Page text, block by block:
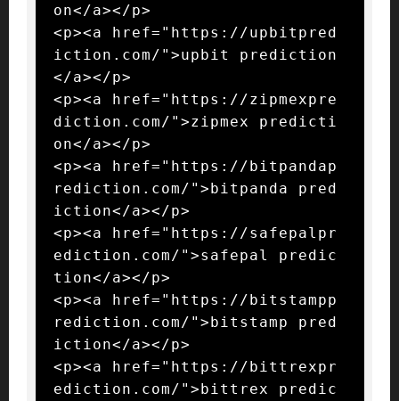
on</a></p>
<p><a href="https://upbitpred
iction.com/">upbit prediction
</a></p>
<p><a href="https://zipmexpre
diction.com/">zipmex predicti
on</a></p>
<p><a href="https://bitpandap
rediction.com/">bitpanda pred
iction</a></p>
<p><a href="https://safepalpr
ediction.com/">safepal predic
tion</a></p>
<p><a href="https://bitstampp
rediction.com/">bitstamp pred
iction</a></p>
<p><a href="https://bittrexpr
ediction.com/">bittrex predic